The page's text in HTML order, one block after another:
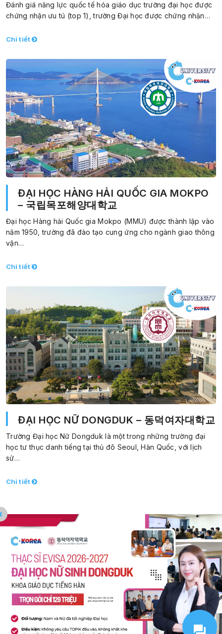
Đánh giá năng lực quốc tế hóa giáo dục trường đại học được
chứng nhận ưu tú (top 1), trường Đại học được chứng nhận…
Chi tiết
ĐẠI HỌC HÀNG HẢI QUỐC GIA MOKPO
– 국립목포해양대학교
Đại học Hàng hải Quốc gia Mokpo (MMU) được thành lập vào
năm 1950, trường đã đào tạo cung ứng cho ngành giao thông
vận…
Chi tiết
ĐẠI HỌC NỮ DONGDUK – 동덕여자대학교
Trường Đại học Nữ Dongduk là một trong những trường đại
học tư thục danh tiếng tại thủ đô Seoul, Hàn Quốc, với lịch
sử…
Chi tiết
ĐĂNG KÝ
NHẬN TIN
HỌC VÀ LÀM VIỆC TẠI HÀN QUỐC